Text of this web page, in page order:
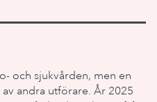
och sjukvården, men en
andra utförare. År 2025